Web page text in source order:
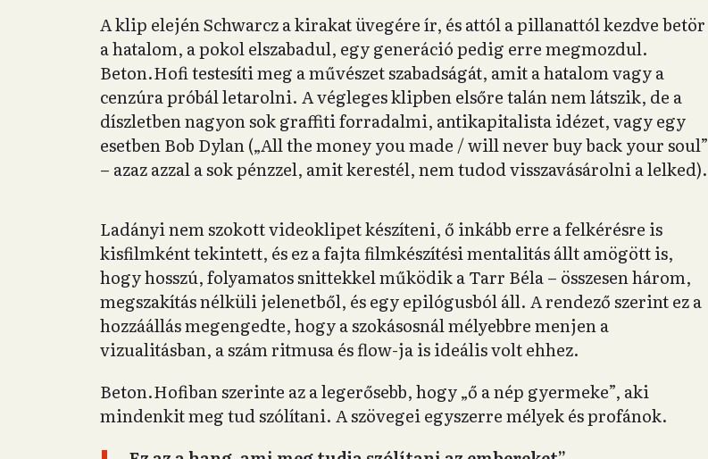
A klip elején Schwarcz a kirakat üvegére ír, és attól a pillanattól kezdve betör
a hatalom, a pokol elszabadul, egy generáció pedig erre megmozdul.
Beton.Hofi testesíti meg a művészet szabadságát, amit a hatalom vagy a
cenzúra próbál letarolni. A végleges klipben elsőre talán nem látszik, de a
díszletben nagyon sok graffiti forradalmi, antikapitalista idézet, vagy egy
esetben Bob Dylan („All the money you made / will never buy back your soul”
– azaz azzal a sok pénzzel, amit kerestél, nem tudod visszavásárolni a lelked).
Ladányi nem szokott videoklipet készíteni, ő inkább erre a felkérésre is
kisfilmként tekintett, és ez a fajta filmkészítési mentalitás állt amögött is,
hogy hosszú, folyamatos snittekkel működik a Tarr Béla – összesen három,
megszakítás nélküli jelenetből, és egy epilógusból áll. A rendező szerint ez a
hozzáállás megengedte, hogy a szokásosnál mélyebbre menjen a
vizualitásban, a szám ritmusa és flow-ja is ideális volt ehhez.
Beton.Hofiban szerinte az a legerősebb, hogy „ő a nép gyermeke”, aki
mindenkit meg tud szólítani. A szövegei egyszerre mélyek és profánok.